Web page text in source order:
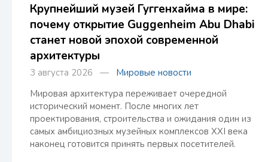
Крупнейший музей Гуггенхайма в мире:
почему открытие Guggenheim Abu Dhabi
станет новой эпохой современной
архитектуры
3 августа 2026 — Мировые новости
Мировая архитектура переживает очередной
исторический момент. После многих лет
проектирования, строительства и ожидания один из
самых амбициозных музейных комплексов XXI века
наконец готовится принять первых посетителей.